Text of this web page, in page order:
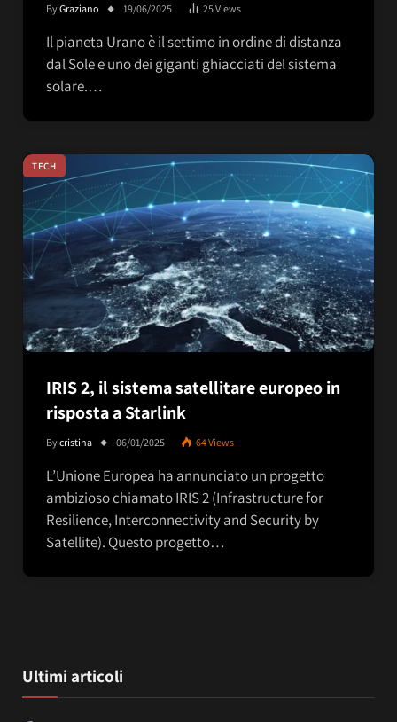
ByGraziano 19/06/2025 25Views
Il pianeta Urano è il settimo in ordine di distanza
dal Sole e uno dei giganti ghiacciati del sistema
solare.…
TECH
IRIS 2, il sistema satellitare europeo in
risposta a Starlink
Bycristina 06/01/2025 64Views
L’Unione Europea ha annunciato un progetto
ambizioso chiamato IRIS 2 (Infrastructure for
Resilience, Interconnectivity and Security by
Satellite). Questo progetto…
Ultimi articoli